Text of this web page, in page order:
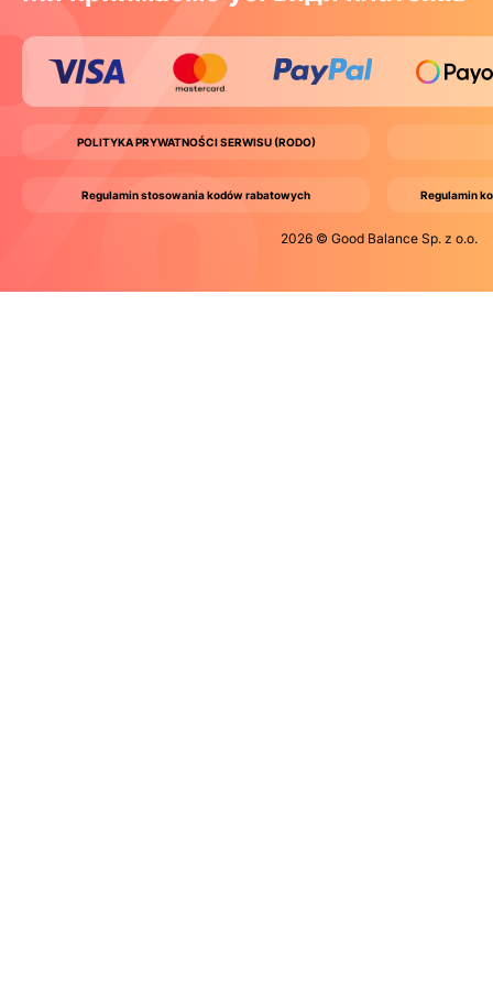
POLITYKA PRYWATNOŚCI SERWISU (RODO)
Regulamin stosowania kodów rabatowych Regulamin
2026 © Good Balance Sp. z o.o.